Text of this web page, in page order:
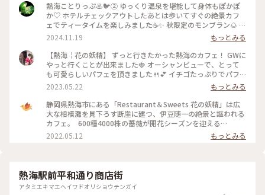
熱海ことりっぷ♨️🐦️② ゆっくり温泉を堪能して身体もぽかぽ
か♡ ホテルチェックアウトしたあとは歩いてすぐの絶景カフ
ェでティータイムを楽しみました☕✨ 秋限定のモンブラン🌰 テ
ィラミスとぶどうのパフェ🍇 和紅茶✨ほうじ茶🍵カモミールテ
ィー❀ モンブランはまったりこっくり濃厚♡ 今だけの栗、ぶ
どう、柿で秋を感じました♡ お酒が使われた大人スイーツを
シェアしながらゆっくりお喋りする最高に贅沢な時間✨窓から
の景色は。。山、岩山、海、地平線、熱海城、トンビが飛んで
いて。。自然に囲まれた非日常感がハンパなく本当に最高な眺
めでした🌿✨ #花の妖精 #絶景カフェ #眺めが最高 #地平線が見
えるなんて #素敵 #ティータイム #パフェ #モンブラン #紅茶 #
ハーブティー #ゆっくり #のんびり #旅行のカフェは特別感 #
贅沢な時間 #景色が最高 #自然に囲まれて #熱海 #熱海ことり
っぷ
2024.11.19
もっとみる
【熱海￤花の妖精】 ずっと行きたかった熱海のカフェ！ GWに
やっと行くことが出来ました🍓 オーシャンビューで、とって
も可愛らしいパフェを頂きました🍴💕 イチゴたっぷりでパフ
ェも景色も贅沢な一時を過ごすことが出来ました☺️ #私のこと
りっぷ旅 #花の妖精
2023.05.22
もっとみる
静岡県熱海市にある「Restaurant＆Sweets 花の妖精」は広
大な相模灘を見下ろす断崖に建つ、伊豆随一の絶景と謳われる
カフェ。 ⁡ 600種4000株の薔薇が開花シーズンを迎える
「ACAO FOREST」と連動して、5月14日(土)から各日10食限
定で薔薇をモチーフとした期間限定のパフェが登場します。 薔
●Restaurant＆Sweets花の妖精 住所：静岡県熱海市熱海
1993-65 定休日：火曜日、水曜日、他不定休 営業時間：10:00
～17:00（16:00L.O.)
2022.05.12 もっとみる
熱海駅前平和通り商店街
アタミエキマエヘイワドオリショウテンガイ